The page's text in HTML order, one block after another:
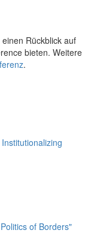
Rückblick auf
bieten. Weitere
.
of Borders"